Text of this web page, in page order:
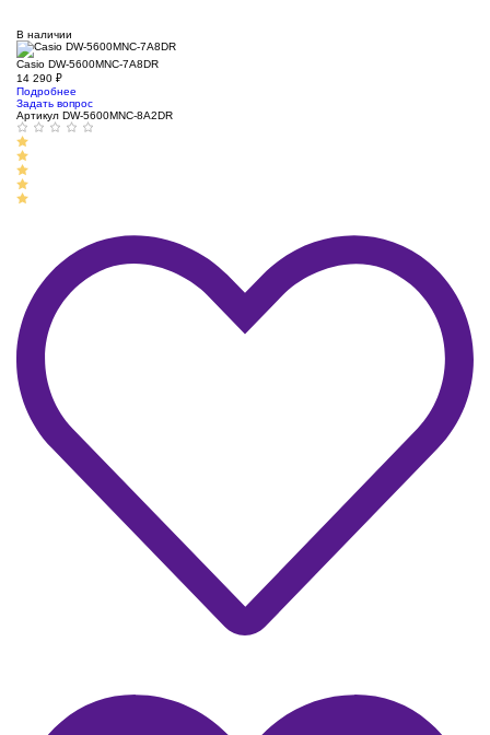
В наличии
Casio DW-5600MNC-7A8DR
14 290 ₽
Подробнее
Задать вопрос
Артикул DW-5600MNC-8A2DR